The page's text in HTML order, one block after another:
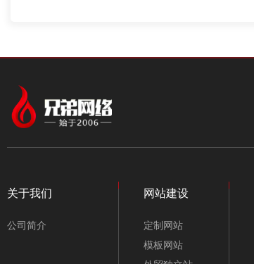
关于我们
公司简介
网站建设
定制网站
模板网站